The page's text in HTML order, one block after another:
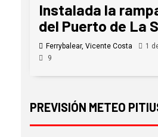
Instalada la
del Puerto de La
Ferrybalear, Vicente Costa
1
9
PREVISIÓN METEO